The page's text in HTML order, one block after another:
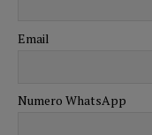
Email
Numero WhatsApp